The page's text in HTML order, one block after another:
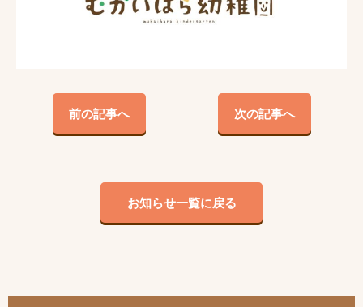
前の記事へ 次の記事へ
お知らせ一覧に戻る